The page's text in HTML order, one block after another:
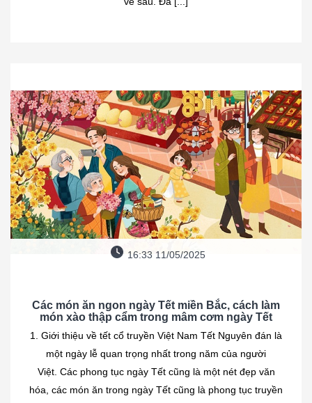
16:33 11/05/2025
Các món ăn ngon ngày Tết miền Bắc, cách làm
món xào thập cẩm trong mâm cơm ngày Tết
1. Giới thiệu về tết cổ truyền Việt Nam Tết Nguyên đán là
một ngày lễ quan trọng nhất trong năm của người
Việt. Các phong tục ngày Tết cũng là một nét đẹp văn
hóa, các món ăn trong ngày Tết cũng là phong tục truyền